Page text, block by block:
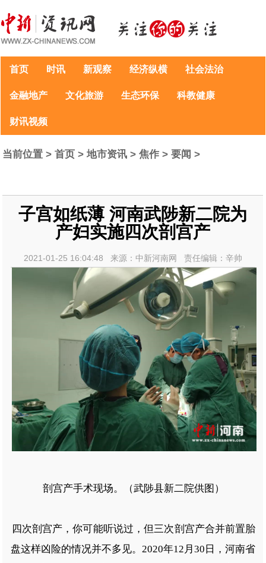
首页 时讯 新观察 经济纵横 社会法治
金融地产 文化旅游 生态环保 科教健康
财讯视频
当前位置 >首页 >地市资讯 >焦作 >要闻 >
子宫如纸薄 河南武陟新二院为
产妇实施四次剖宫产
2021-01-25 16:04:48 来源：中新河南网 责任编辑：辛帅
剖宫产手术现场。（武陟县新二院供图）
四次剖宫产，你可能听说过，但三次剖宫产合并前置胎
盘这样凶险的情况并不多见。2020年12月30日，河南省